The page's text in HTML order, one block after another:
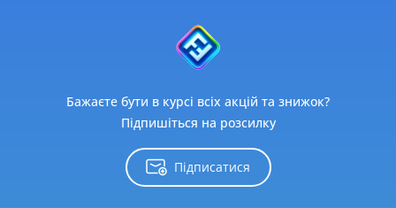
Бажаєте бути в курсі всіх акцій та знижок?
Підпишіться на розсилку
Підписатися